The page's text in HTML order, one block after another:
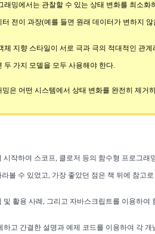
래밍에서는 관찰할 수 있는 상태 변화를 최소
전이 과장(예를 들면 원래 데이터가 변하지
체 지향 스타일이 서로 극과 극의 적대적인 관
두 가지 모델을 모두 사용해야 한다.
은 어떤 시스템에서 상태 변화를 완전히 제
시작하여 스코프, 클로저 등의 함수형 프로그
볼 수 있었고, 가장 좋았던 점은 책 뒤에 참고
및 활용 사례, 그리고 자바스크립트를 이용하여
하고 간결한 설명과 예제 코드를 이용하여 각